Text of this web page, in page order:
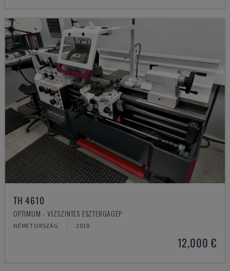
TH 4610
OPTIMUM - VÍZSZINTES ESZTERGAGÉP
NÉMETORSZÁG 2018
12,000 €